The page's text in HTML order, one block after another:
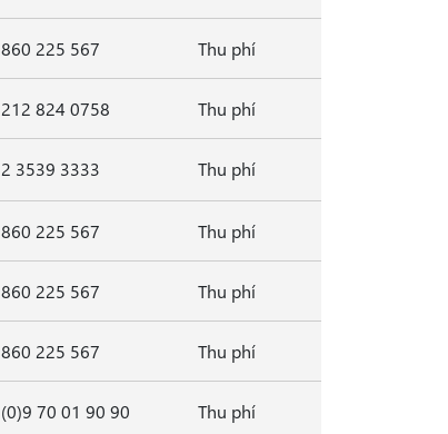
860 225 567 Thu phí
212 824 0758 Thu phí
2 3539 3333 Thu phí
860 225 567 Thu phí
860 225 567 Thu phí
860 225 567 Thu phí
(0)9 70 01 90 90 Thu phí